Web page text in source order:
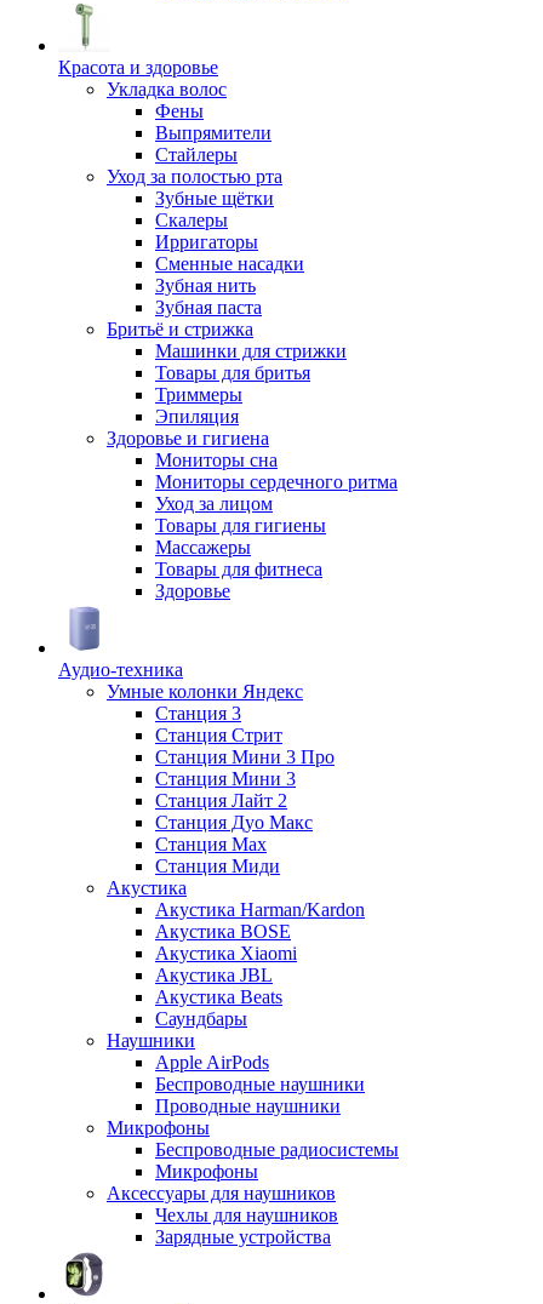
Красота и здоровье
Укладка волос
Фены
Выпрямители
Стайлеры
Уход за полостью рта
Зубные щётки
Скалеры
Ирригаторы
Сменные насадки
Зубная нить
Зубная паста
Бритьё и стрижка
Машинки для стрижки
Товары для бритья
Триммеры
Эпиляция
Здоровье и гигиена
Мониторы сна
Мониторы сердечного ритма
Уход за лицом
Товары для гигиены
Массажеры
Товары для фитнеса
Здоровье
Аудио-техника
Умные колонки Яндекс
Станция 3
Станция Стрит
Станция Мини 3 Про
Станция Мини 3
Станция Лайт 2
Станция Дуо Макс
Станция Max
Станция Миди
Акустика
Акустика Harman/Kardon
Акустика BOSE
Акустика Xiaomi
Акустика JBL
Акустика Beats
Саундбары
Наушники
Apple AirPods
Беспроводные наушники
Проводные наушники
Микрофоны
Беспроводные радиосистемы
Микрофоны
Аксессуары для наушников
Чехлы для наушников
Зарядные устройства